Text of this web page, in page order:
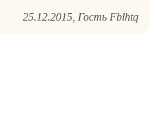
25.12.2015 Гость Fblhtq